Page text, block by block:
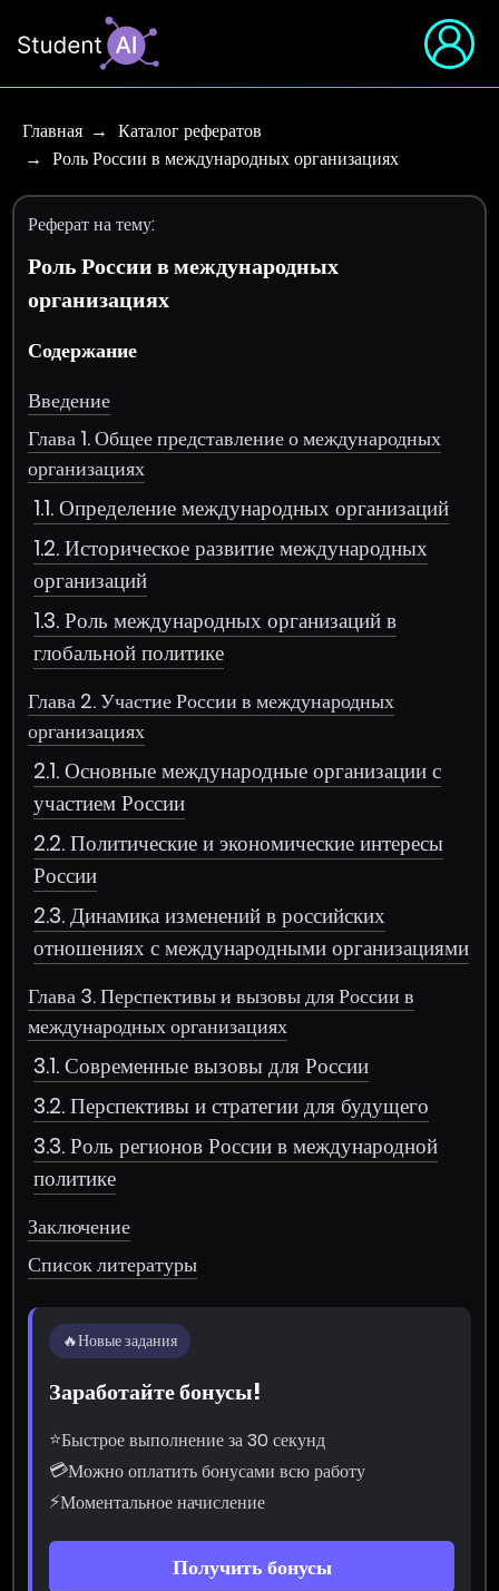
Главная
Каталог рефератов
Роль России в международных организациях
Реферат на тему:
Роль России в международных
организациях
Содержание
Введение
Глава 1. Общее представление о международных
организациях
1.1. Определение международных организаций
1.2. Историческое развитие международных
организаций
1.3. Роль международных организаций в
глобальной политике
Глава 2. Участие России в международных
организациях
2.1. Основные международные организации с
участием России
2.2. Политические и экономические интересы
России
2.3. Динамика изменений в российских
отношениях с международными организациями
Глава 3. Перспективы и вызовы для России в
международных организациях
3.1. Современные вызовы для России
3.2. Перспективы и стратегии для будущего
3.3. Роль регионов России в международной
политике
Заключение
Список литературы
🔥Новые задания
Заработайте бонусы!
⭐Быстрое выполнение за 30 секунд
💳Можно оплатить бонусами всю работу
⚡Моментальное начисление
Получить бонусы